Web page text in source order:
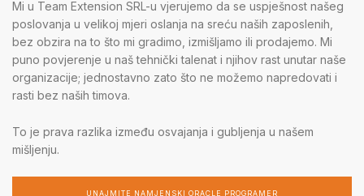
Mi u Team Extension SRL-u vjerujemo da se uspješnost našeg
poslovanja u velikoj mjeri oslanja na sreću naših zaposlenih,
bez obzira na to što mi gradimo, izmišljamo ili prodajemo. Mi
puno povjerenje u naš tehnički talenat i njihov rast unutar naše
organizacije; jednostavno zato što ne možemo napredovati i
rasti bez naših timova.
To je prava razlika između osvajanja i gubljenja u našem
mišljenju.
UNAJMITE NAMJENSKI ORACLE PROGRAMER